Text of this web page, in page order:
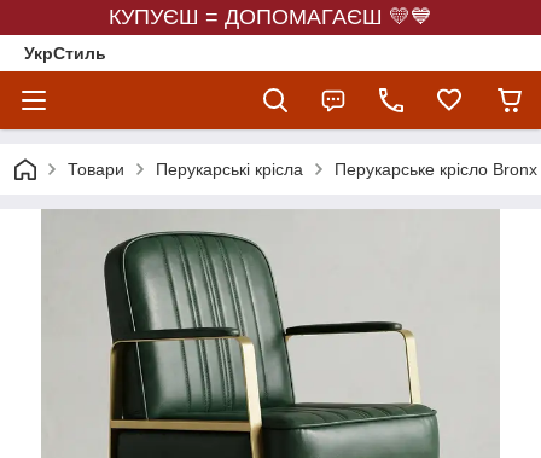
КУПУЄШ = ДОПОМАГАЄШ 💛💙
УкрСтиль
Товари Перукарські крісла Перукарське крісло